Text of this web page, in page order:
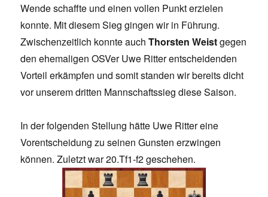
Wende schaffte und einen vollen Punkt erzielen
konnte. Mit diesem Sieg gingen wir in Führung.
Zwischenzeitlich konnte auchThorsten Weistgegen
den ehemaligen OSVer Uwe Ritter entscheidenden
Vorteil erkämpfen und somit standen wir bereits dicht
vor unserem dritten Mannschaftssieg diese Saison.
In der folgenden Stellung hätte Uwe Ritter eine
Vorentscheidung zu seinen Gunsten erzwingen
können. Zuletzt war 20.Tf1-f2 geschehen.